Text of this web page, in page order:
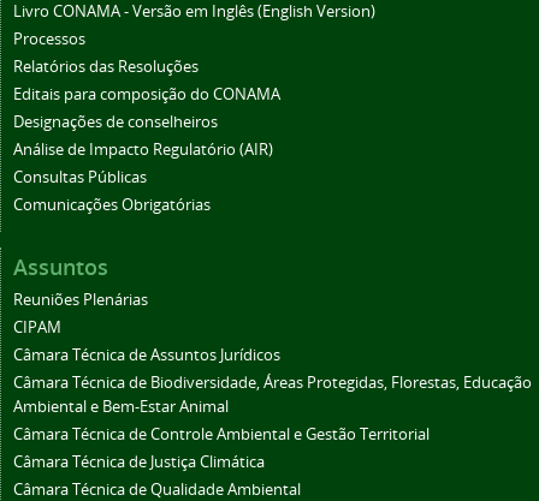
Livro CONAMA - Versão em Inglês (English Version)
Processos
Relatórios das Resoluções
Editais para composição do CONAMA
Designações de conselheiros
Análise de Impacto Regulatório (AIR)
Consultas Públicas
Comunicações Obrigatórias
Assuntos
Reuniões Plenárias
CIPAM
Câmara Técnica de Assuntos Jurídicos
Câmara Técnica de Biodiversidade, Áreas Protegidas, Florestas, Educação
Ambiental e Bem-Estar Animal
Câmara Técnica de Controle Ambiental e Gestão Territorial
Câmara Técnica de Justiça Climática
Câmara Técnica de Qualidade Ambiental